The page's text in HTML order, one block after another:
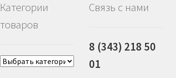
Категории
товаров
Связь с нами
8 (343) 218 50
01